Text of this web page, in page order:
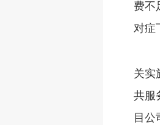
费不
对症
关实
共服
目公